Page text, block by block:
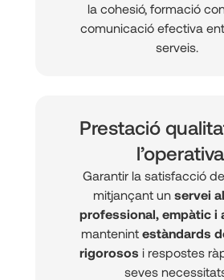
la cohesió, formació
comunicació efectiva
serveis.
Prestació
l’operativa
Garantir la satisfacció
mitjançant un servei
professional, empàtic i
mantenint estàndards
rigorosos i respostes
seves